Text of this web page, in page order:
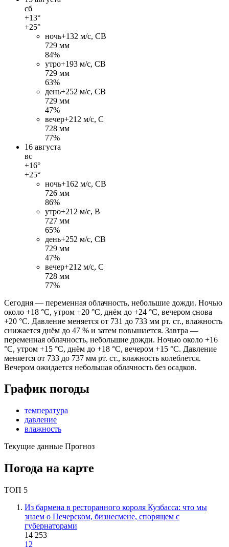
сб
+13°
+25°
ночь+132 м/c, СВ
729 мм
84%
утро+193 м/c, СВ
729 мм
63%
день+252 м/c, СВ
729 мм
47%
вечер+21 2 м/c, С
728 мм
77%
16 августа
вс
+16°
+25°
ночь+162 м/c, СВ
726 мм
86%
утро+21 2 м/c, В
727 мм
65%
день+252 м/c, СВ
729 мм
47%
вечер+21 2 м/c, С
728 мм
77%
Сегодня — переменная облачность, небольшие дожди. Ночью
около +18 °C, утром +20 °C, днём до +24 °C, вечером снова
+20 °C. Давление меняется от 731 до 733 мм рт. ст., влажность
снижается днём до 47 % и затем повышается. Завтра —
переменная облачность, небольшие дожди. Ночью около +16
°C, утром +15 °C, днём до +18 °C, вечером +15 °C. Давление
меняется от 733 до 737 мм рт. ст., влажность колеблется.
Вечером ожидается небольшая облачность без осадков.
График погоды
температура
давление
влажность
Текущие данные Прогноз
Погода на карте
ТОП 5
Из бармена в ресторанного короля Кузбасса: что мы
знаем о Печерском, бизнесмене, спорящем с
губернаторами
14 253
12